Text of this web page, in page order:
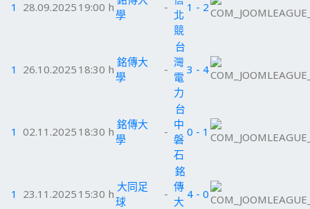
1 28.09.2025 19:00 h
學
-
北
競
1 - 2
1 26.10.2025 18:30 h
銘傳大
學
-
台
灣
電
力
3 - 4
1 02.11.2025 18:30 h
銘傳大
學
-
台
中
磐
石
0 - 1
1 23.11.2025 15:30 h
大同足
球
-
銘
傳
大
4 - 0